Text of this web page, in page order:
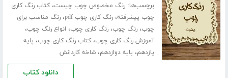
برچسب‌ها:رنگ مخصوص چوب چیست،کتاب رنگ کاری
چوب پیشرفته،رنگ کاری چوب pdf ،رنگ مناسب برای
چوب،رنگ چوب،رنگ کاری چوب، انواع رنگ چوب،
آموزش رنگ کاری چوب،کتاب رنگ کاری چوب، پایه
یازدهم، پایه دوازدهم،شاخه کاردانش
دانلود کتاب